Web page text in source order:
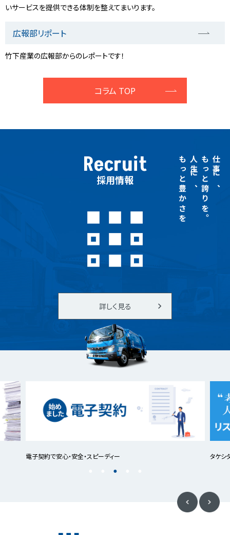
いサービスを提供できる体制を整えてまいります。
広報部リポート
竹下産業の広報部からのレポートです！
コラム TOP
Recruit
採用情報
詳しく見る
仕事に、
もっと誇りを。
人生に、
もっと豊かさを
電子契約で安心・安全・スピーディー タケシ